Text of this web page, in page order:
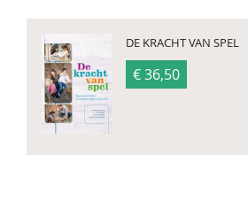
DE KRACHT VAN SPEL
€ 36,50